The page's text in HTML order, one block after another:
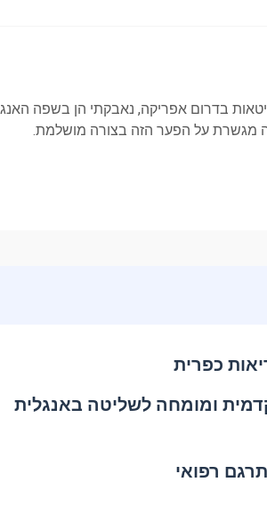
בדרום אפריקה, נאבקתי הן בשפה
מגשרת על הפער הזה בצורה מושלמת.
כפרית
ומומחה לשליטה באנגלית
רפואי